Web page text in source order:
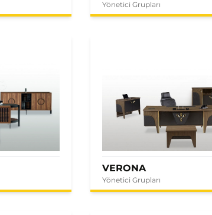
Yönetici Grupları
VERONA
Yönetici Grupları